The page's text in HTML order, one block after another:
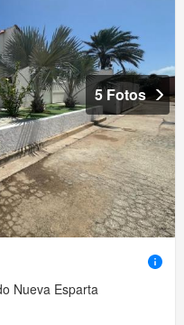
5 Fotos
Nueva Esparta